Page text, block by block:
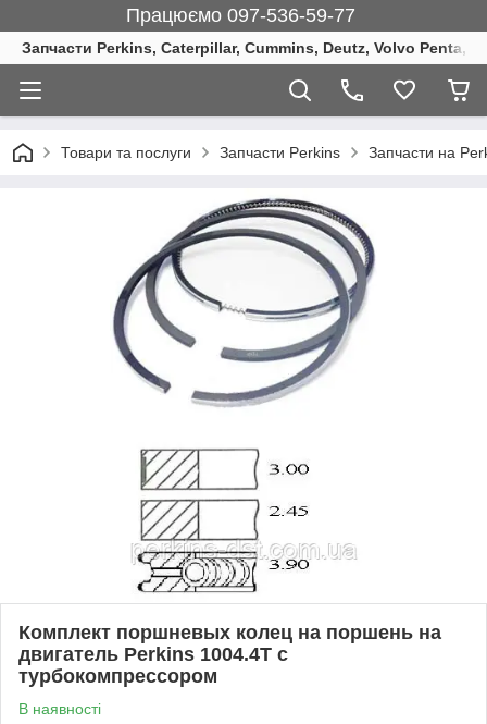
Працюємо 097-536-59-77
Запчасти Perkins, Caterpillar, Cummins, Deutz, Volvo Penta,
Товари та послуги Запчасти Perkins Запчасти на
Комплект поршневых колец на поршень на
двигатель Perkins 1004.4T с
турбокомпрессором
В наявності